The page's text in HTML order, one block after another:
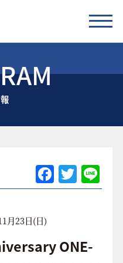
F
a
b
T
w
月23日(日)
ONE-